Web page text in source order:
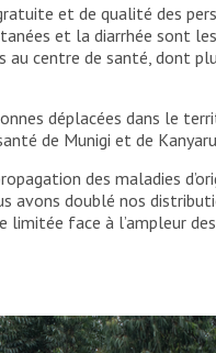
et de qualité des
et la diarrhée sont
centre de santé, dont
déplacées dans le
de Munigi et de
des maladies
avons doublé nos
face à l’ampleur